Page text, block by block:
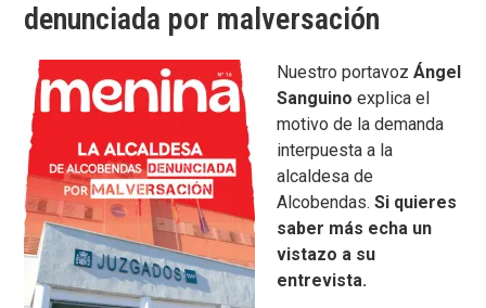
denunciada por malversación
Nuestro portavozÁngel
Sanguinoexplica el
motivo de la demanda
interpuesta a la
alcaldesa de
Alcobendas.Si quieres
saber más echa un
vistazo a su
entrevista.